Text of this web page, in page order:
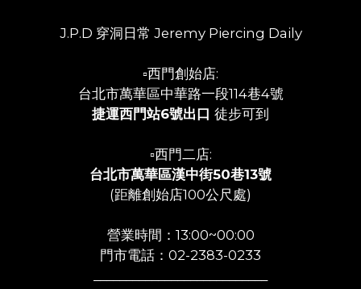
J.P.D 穿洞日常 Jeremy Piercing Daily
▫️西門創始店:
台北市萬華區中華路一段114巷4號
捷運西門站6號出口 徒步可到
▫️西門二店:
台北市萬華區漢中街50巷13號
(距離創始店100公尺處)
營業時間：13:00~00:00
門市電話：02-2383-0233